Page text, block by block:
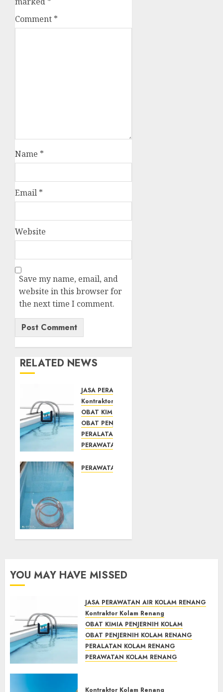
Comment *
Name *
Email *
Website
Save my name, email, and
website in this browser for
the next time I comment.
RELATED NEWS
JASA PERAWATAN AIR KOLAM RENANG
Kontraktor Kolam Renang
OBAT KIMIA PENJERNIH KOLAM
OBAT PENJERNIH KOLAM RENANG
PERALATAN KOLAM RENANG
PERAWATAN KOLAM RENANG
Mengenal
Kolam
MAY 28,
2022
0
PERAWATAN KOLAM RENANG
JULY 24,
YOU MAY HAVE MISSED
JASA PERAWATAN AIR KOLAM RENANG
Kontraktor Kolam Renang
OBAT KIMIA PENJERNIH KOLAM
OBAT PENJERNIH KOLAM RENANG
PERALATAN KOLAM RENANG
PERAWATAN KOLAM RENANG
Kontraktor Kolam Renang